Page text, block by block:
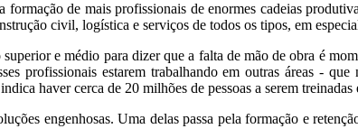
formação de mais profissionais de enormes cadeias
civil, logística e serviços de todos os tipos, em
e médio para dizer que a falta de mão de obra é
profissionais estarem trabalhando em outras áreas -
haver cerca de 20 milhões de pessoas a serem treinadas
engenhosas. Uma delas passa pela formação e